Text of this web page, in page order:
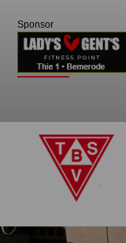
Sponsor